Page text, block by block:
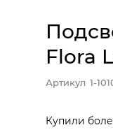
Flora
Артикул 1-
Купили